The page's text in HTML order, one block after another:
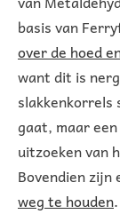
basis van
over de hoed
want dit is
slakkenkorrels
gaat, maar
uitzoeken van
Bovendien zijn
weg te houden.